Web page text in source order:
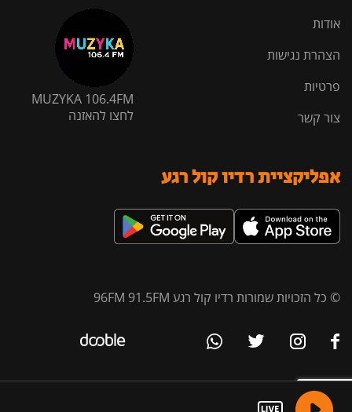
אודות
הצהרת נגישות
פרטיות
צור קשר
MUZYKA 106.4FM
לחצו להאזנה
אפליקציית רדיו קול רגע
© כל הזכויות שמורות רדיו קול רגע 96FM 91.5FM